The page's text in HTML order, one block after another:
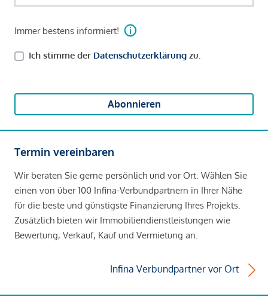
Immer bestens informiert!
Ich stimme der Datenschutzerklärung zu.
Abonnieren
Termin vereinbaren
Wir beraten Sie gerne persönlich und vor Ort. Wählen Sie
einen von über 100 Infina-Verbundpartnern in Ihrer Nähe
für die beste und günstigste Finanzierung Ihres Projekts.
Zusätzlich bieten wir Immobiliendienstleistungen wie
Bewertung, Verkauf, Kauf und Vermietung an.
Infina Verbundpartner vor Ort